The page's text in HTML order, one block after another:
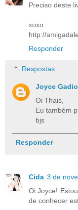
Preciso deste
xoxo
http://
Responder
Respostas
Joyce
Oi Thais,
Eu também
bjs
Responder
Cida 3 de
Oi Joyce!
de conhecer